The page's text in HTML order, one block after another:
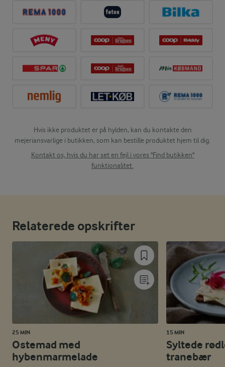
Hvis ikke produktet er på hylden, kan du kontakte den
mejeriansvarlige i butikken, som kan bestille produktet hjem til dig.
Kontakt os, hvis du har set en fejl i vores "Find butikken"
funktionalitet.
Relaterede opskrifter
25 MIN
Ostemad med
hybenmarmelade
15 MIN
Syltede
tranebær